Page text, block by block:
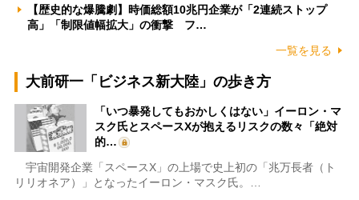
【歴史的な爆騰劇】時価総額10兆円企業が「2連続ストップ
高」「制限値幅拡大」の衝撃 フ…
一覧を見る
大前研一「ビジネス新大陸」の歩き方
「いつ暴発してもおかしくはない」イーロン・マ
スク氏とスペースXが抱えるリスクの数々「絶対
的…
宇宙開発企業「スペースX」の上場で史上初の「兆万長者（ト
リリオネア）」となったイーロン・マスク氏。…